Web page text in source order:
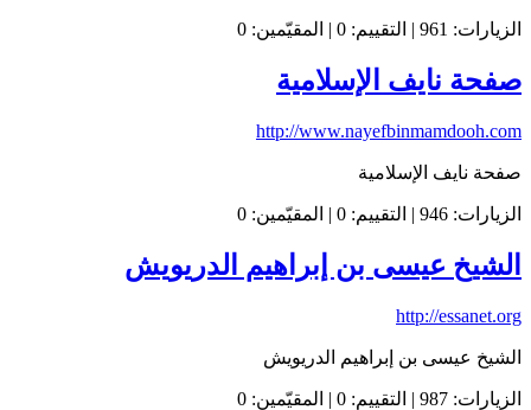
الزيارات: 961 | التقييم: 0 | المقيّمين: 0
صفحة نايف الإسلامية
http://www.nayefbinmamdooh.com
صفحة نايف الإسلامية
الزيارات: 946 | التقييم: 0 | المقيّمين: 0
الشيخ عيسى بن إبراهيم الدريويش
http://essanet.org
الشيخ عيسى بن إبراهيم الدريويش
الزيارات: 987 | التقييم: 0 | المقيّمين: 0